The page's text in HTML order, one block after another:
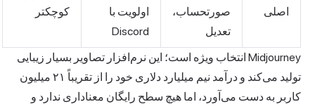
اصلی
صورتحساب،
تعدیل
اولویت با
Discord
کوچکتر
Midjourney انتخاب ویژه است؛ این نرم‌افزار تصاویر بسیار زیبایی
تولید می‌کند و درآمد نیم میلیارد دلاری خود را از تقریباً ۲۱ میلیون
کاربر به دست می‌آورد، اما هیچ سطح رایگان معناداری ندارد و